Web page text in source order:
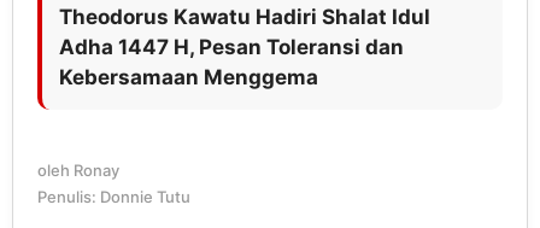
Theodorus Kawatu Hadiri Shalat Idul
Adha 1447 H, Pesan Toleransi dan
Kebersamaan Menggema
oleh Ronay
Penulis: Donnie Tutu